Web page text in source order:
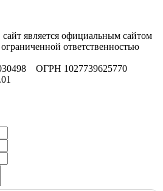
является официальным сайтом
ответственностью
ОГРН 1027739625770